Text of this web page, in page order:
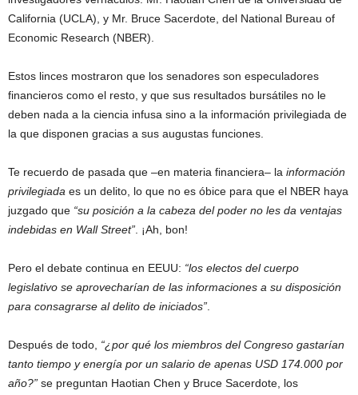
California (UCLA), y Mr. Bruce Sacerdote, del National Bureau of
Economic Research (NBER).
Estos linces mostraron que los senadores son especuladores
financieros como el resto, y que sus resultados bursátiles no le
deben nada a la ciencia infusa sino a la información privilegiada de
la que disponen gracias a sus augustas funciones.
Te recuerdo de pasada que –en materia financiera– la información
privilegiada es un delito, lo que no es óbice para que el NBER haya
juzgado que “su posición a la cabeza del poder no les da ventajas
indebidas en Wall Street” . ¡Ah, bon!
Pero el debate continua en EEUU: “los electos del cuerpo
legislativo se aprovecharían de las informaciones a su disposición
para consagrarse al delito de iniciados”
Después de todo, “¿por qué los miembros del Congreso gastarían
tanto tiempo y energía por un salario de apenas USD 174.000 por
año?” se preguntan Haotian Chen y Bruce Sacerdote, los